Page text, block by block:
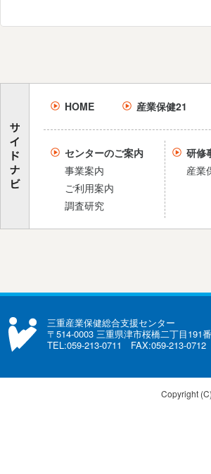
HOME 産業保健21
センターのご案内
事業案内
ご利用案内
調査研究
研修
産業
三重産業保健総合支援センター
〒514-0003 三重県津市桜橋二丁目191
TEL:059-213-0711 FAX:059-213-0712
Copyright